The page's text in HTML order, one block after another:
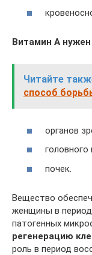
Витамин А нужен
Читайте
способ
органов
головного
почек.
Вещество
женщины в
патогенных
регенерацию
роль в период